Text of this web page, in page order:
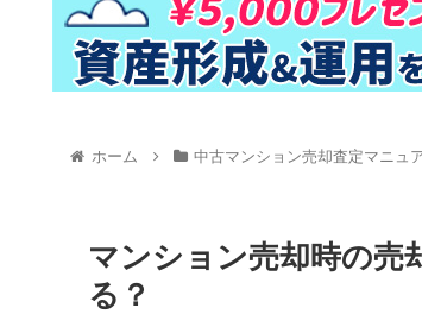
ホーム 中古マンション売却査定マニュ
マンション売却時の売
る？